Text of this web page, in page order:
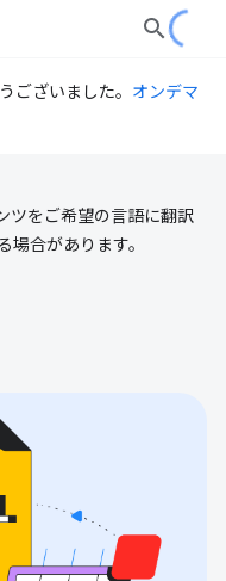
ございました。 オンデマ
ツをご希望の言語に翻訳
場合があります。